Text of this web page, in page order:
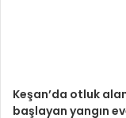
Keşan’da otluk
başlayan yangın